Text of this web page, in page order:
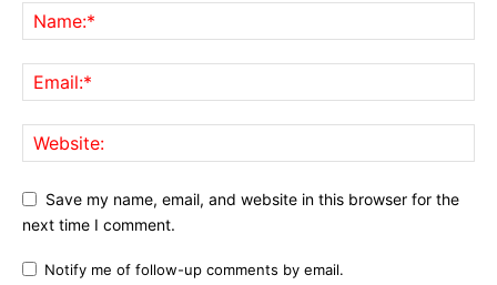
Save my name, email, and website in this browser for the
next time I comment.
Notify me of follow-up comments by email.